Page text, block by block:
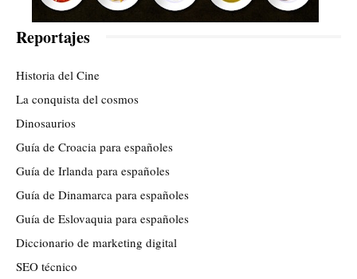
Reportajes
Historia del Cine
La conquista del cosmos
Dinosaurios
Guía de Croacia para españoles
Guía de Irlanda para españoles
Guía de Dinamarca para españoles
Guía de Eslovaquia para españoles
Diccionario de marketing digital
SEO técnico